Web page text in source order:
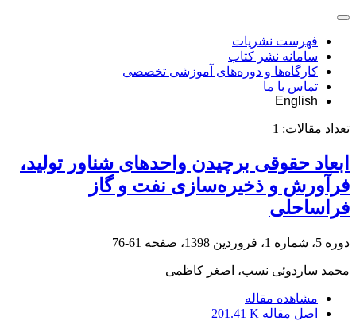
فهرست نشریات
سامانه نشر کتاب
کارگاه‌ها و دوره‌های آموزشی تخصصی
تماس با ما
English
تعداد مقالات: 1
ابعاد حقوقی برچیدن واحدهای شناور تولید،
فرآورش و ذخیره‌سازی نفت و گاز
فراساحلی
دوره 5، شماره 1، فروردین 1398، صفحه 61-76
محمد ساردوئی نسب، اصغر کاظمی
مشاهده مقاله
اصل مقاله 201.41 K